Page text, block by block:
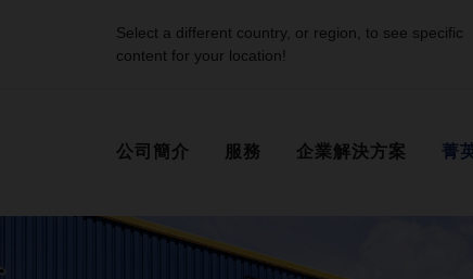
Select a different country, or region, to see specific
content for your location!
公司簡介 服務 企業解決方案 菁